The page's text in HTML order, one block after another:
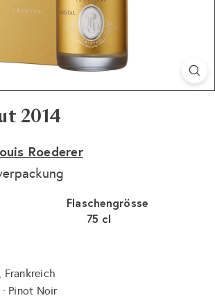
2014
Roederer
Flaschengrösse
75 cl
Frankreich
Pinot Noir